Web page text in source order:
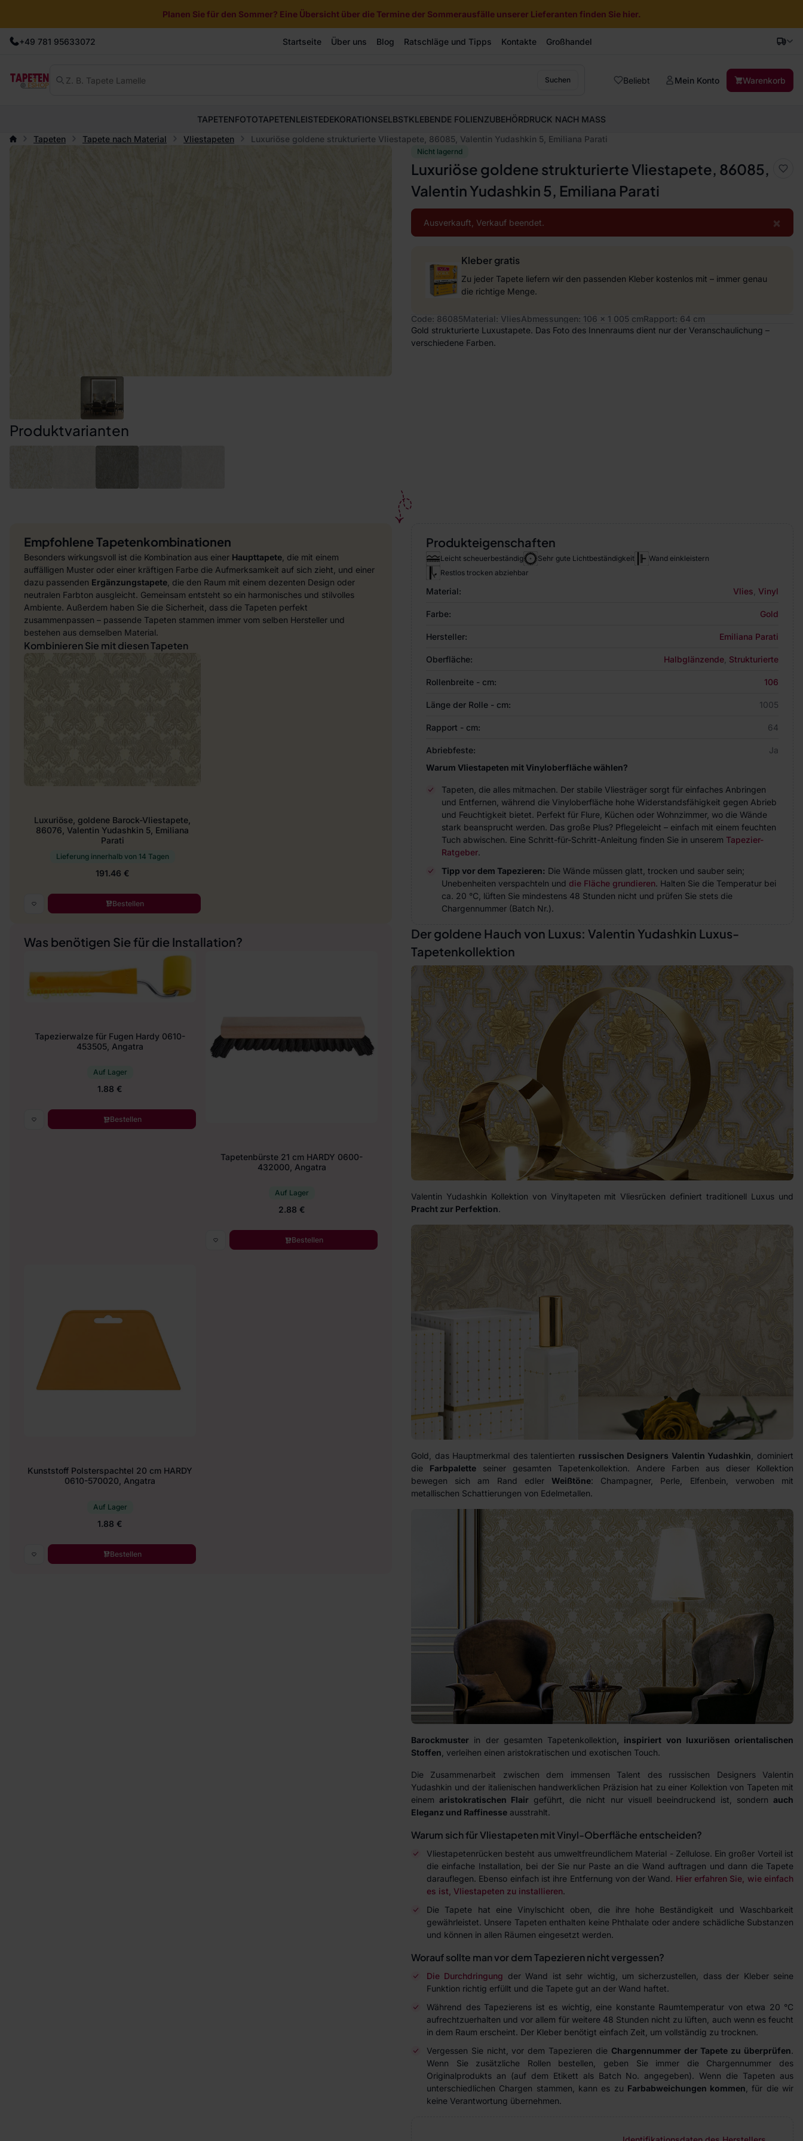
Planen Sie für den Sommer? Eine Übersicht über die Termine der Sommerausfälle unserer Lieferanten finden Sie hier.
+49 781 95633072 Startseite Über uns Blog Ratschläge und Tipps Kontakte Großhandel
Suchen Beliebt Mein Konto Warenkorb
TAPETENFOTOTAPETENLEISTEDEKORATIONSELBSTKLEBENDE FOLIENZUBEHÖRDRUCK NACH MASS
Tapeten
Tapete nach Material Vliestapeten Luxuriöse goldene strukturierte Vliestapete, 86085, Valentin Yudashkin 5, Emiliana Parati
Nicht lagernd
Luxuriöse goldene strukturierte Vliestapete, 86085,
Valentin Yudashkin 5, Emiliana Parati
×
Ausverkauft, Verkauf beendet.
Kleber gratis
Zu jeder Tapete liefern wir den passenden Kleber kostenlos mit – immer genau
die richtige Menge.
Code: 86085Material: VliesAbmessungen: 106 x 1 005 cmRapport: 64 cm
Gold strukturierte Luxustapete. Das Foto des Innenraums dient nur der Veranschaulichung –
verschiedene Farben.
Produktvarianten
Produkteigenschaften
Leicht scheuerbeständig Sehr gute Lichtbeständigkeit
Wand einkleistern
Restlos trocken abziehbar
Material: Vlies Vinyl
Farbe: Gold
Hersteller: Emiliana Parati
Oberfläche: Halbglänzende Strukturierte
Rollenbreite - cm: 106
Länge der Rolle - cm: 1005
Rapport - cm: 64
Abriebfeste:
Ja
Warum Vliestapeten mit Vinyloberfläche wählen?
Tapeten, die alles mitmachen. Der stabile Vliesträger sorgt für einfaches Anbringen
und Entfernen, während die Vinyloberfläche hohe Widerstandsfähigkeit gegen Abrieb
und Feuchtigkeit bietet. Perfekt für Flure, Küchen oder Wohnzimmer, wo die Wände
stark beansprucht werden. Das große Plus? Pflegeleicht – einfach mit einem feuchten
Tuch abwischen. Eine Schritt-für-Schritt-Anleitung finden Sie in unserem Tapezier-
Ratgeber.
Tipp vor dem Tapezieren: Die Wände müssen glatt, trocken und sauber sein;
Unebenheiten verspachteln und die Fläche grundieren. Halten Sie die Temperatur bei
ca. 20 °C, lüften Sie mindestens 48 Stunden nicht und prüfen Sie stets die
Chargennummer (Batch Nr.).
Der goldene Hauch von Luxus: Valentin Yudashkin Luxus-
Tapetenkollektion
Valentin Yudashkin Kollektion von Vinyltapeten mit Vliesrücken definiert traditionell Luxus und
Pracht zur Perfektion.
Gold, das Hauptmerkmal des talentierten russischen Designers Valentin Yudashkin , dominiert
die Farbpalette seiner gesamten Tapetenkollektion. Andere Farben aus dieser Kollektion
bewegen sich am Rand edler Weißtöne: Champagner, Perle, Elfenbein, verwoben mit
metallischen Schattierungen von Edelmetallen.
Barockmuster in der gesamten Tapetenkollektion , inspiriert von luxuriösen orientalischen
Stoffen , verleihen einen aristokratischen und exotischen Touch.
Die Zusammenarbeit zwischen dem immensen Talent des russischen Designers Valentin
Yudashkin und der italienischen handwerklichen Präzision hat zu einer Kollektion von Tapeten mit
einemaristokratischen Flair geführt, die nicht nur visuell beeindruckend ist, sondernauch
Eleganz und Raffinesse ausstrahlt.
Warum sich für Vliestapeten mit Vinyl-Oberfläche entscheiden?
Vliestapetenrücken besteht aus umweltfreundlichem Material - Zellulose. Ein großer Vorteil ist
die einfache Installation, bei der Sie nur Paste an die Wand auftragen und dann die Tapete
darauflegen. Ebenso einfach ist ihre Entfernung von der Wand. Hier erfahren Sie, wie einfach
es ist, Vliestapeten zu installieren.
Die Tapete hat eine Vinylschicht oben, die ihre hohe Beständigkeit und Waschbarkeit
gewährleistet. Unsere Tapeten enthalten keine Phthalate oder andere schädliche Substanzen
und können in allen Räumen eingesetzt werden.
Worauf sollte man vor dem Tapezieren nicht vergessen?
Die Durchdringung der Wand ist sehr wichtig, um sicherzustellen, dass der Kleber seine
Funktion richtig erfüllt und die Tapete gut an der Wand haftet.
Während des Tapezierens ist es wichtig, eine konstante Raumtemperatur von etwa 20 °C
aufrechtzuerhalten und vor allem für weitere 48 Stunden nicht zu lüften, auch wenn es feucht
in dem Raum erscheint. Der Kleber benötigt einfach Zeit, um vollständig zu trocknen.
Vergessen Sie nicht, vor dem Tapezieren die Chargennummer der Tapete zu überprüfen.
Wenn Sie zusätzliche Rollen bestellen, geben Sie immer die Chargennummer des
Originalprodukts an (auf dem Etikett als Batch No. angegeben). Wenn die Tapeten aus
unterschiedlichen Chargen stammen, kann es zu Farbabweichungen kommen , für die wir
keine Verantwortung übernehmen.
Empfohlene Tapetenkombinationen
Besonders wirkungsvoll ist die Kombination aus einer Haupttapete , die mit einem
auffälligen Muster oder einer kräftigen Farbe die Aufmerksamkeit auf sich zieht, und einer
dazu passenden Ergänzungstapete , die den Raum mit einem dezenten Design oder
neutralen Farbton ausgleicht. Gemeinsam entsteht so ein harmonisches und stilvolles
Ambiente. Außerdem haben Sie die Sicherheit, dass die Tapeten perfekt
zusammenpassen – passende Tapeten stammen immer vom selben Hersteller und
bestehen aus demselben Material.
Kombinieren Sie mit diesen Tapeten
Luxuriöse, goldene Barock-Vliestapete,
86076, Valentin Yudashkin 5, Emiliana
Parati
Lieferung innerhalb von 14 Tagen
191.46 €
Bestellen
Was benötigen Sie für die Installation?
Tapezierwalze für Fugen Hardy 0610-
453505, Angatra
Auf Lager
1.88 €
Bestellen
Tapetenbürste 21 cm HARDY 0600-
432000, Angatra
Auf Lager
2.88 €
Bestellen
Kunststoff Polsterspachtel 20 cm HARDY
0610-570020, Angatra
Auf Lager
1.88 €
Bestellen